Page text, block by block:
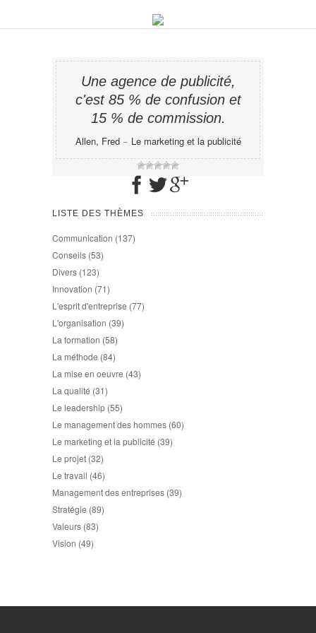
Une agence de publicité,
c'est 85 % de confusion et
15 % de commission.
Allen, Fred− Le marketing et la publicité
LISTE DES THÈMES
Communication (137)
Conseils (53)
Divers (123)
Innovation (71)
L'esprit d'entreprise (77)
L'organisation (39)
La formation (58)
La méthode (84)
La mise en oeuvre (43)
La qualité (31)
Le leadership (55)
Le management des hommes (60)
Le marketing et la publicité (39)
Le projet (32)
Le travail (46)
Management des entreprises (39)
Stratégie (89)
Valeurs (83)
Vision (49)